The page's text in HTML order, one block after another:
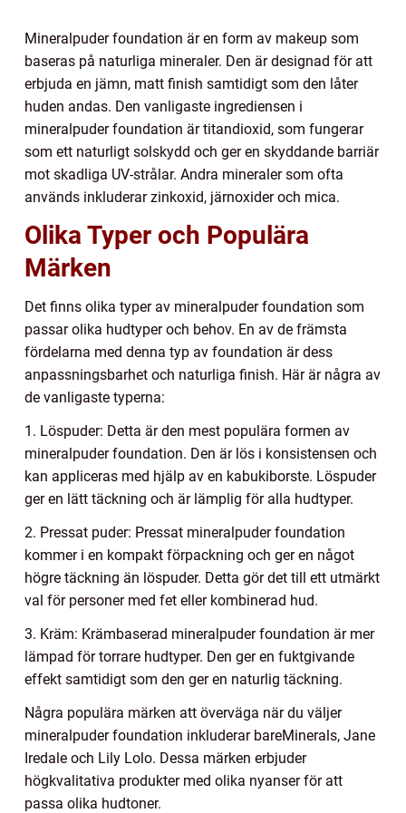
Mineralpuder foundation är en form av makeup som
baseras på naturliga mineraler. Den är designad för att
erbjuda en jämn, matt finish samtidigt som den låter
huden andas. Den vanligaste ingrediensen i
mineralpuder foundation är titandioxid, som fungerar
som ett naturligt solskydd och ger en skyddande barriär
mot skadliga UV-strålar. Andra mineraler som ofta
används inkluderar zinkoxid, järnoxider och mica.
Olika Typer och Populära
Märken
Det finns olika typer av mineralpuder foundation som
passar olika hudtyper och behov. En av de främsta
fördelarna med denna typ av foundation är dess
anpassningsbarhet och naturliga finish. Här är några av
de vanligaste typerna:
1. Löspuder: Detta är den mest populära formen av
mineralpuder foundation. Den är lös i konsistensen och
kan appliceras med hjälp av en kabukiborste. Löspuder
ger en lätt täckning och är lämplig för alla hudtyper.
2. Pressat puder: Pressat mineralpuder foundation
kommer i en kompakt förpackning och ger en något
högre täckning än löspuder. Detta gör det till ett utmärkt
val för personer med fet eller kombinerad hud.
3. Kräm: Krämbaserad mineralpuder foundation är mer
lämpad för torrare hudtyper. Den ger en fuktgivande
effekt samtidigt som den ger en naturlig täckning.
Några populära märken att överväga när du väljer
mineralpuder foundation inkluderar bareMinerals, Jane
Iredale och Lily Lolo. Dessa märken erbjuder
högkvalitativa produkter med olika nyanser för att
passa olika hudtoner.